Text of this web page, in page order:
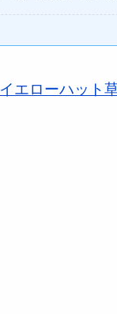
イエローハット